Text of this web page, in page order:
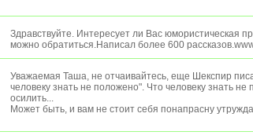
Здравствуйте. Интересует ли Вас юмористическая
можно обратиться.Написал более 600
Уважаемая Таша, не отчаивайтесь, еще Шекспир
человеку знать не положено". Что человеку знать
осилить...
Может быть, и вам не стоит себя понапрасну